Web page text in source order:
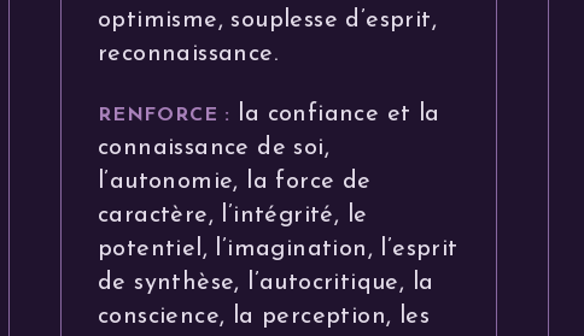
optimisme, souplesse d’esprit,
reconnaissance.
RENFORCE :
la confiance et la
connaissance de soi,
l’autonomie, la force de
caractère, l’intégrité, le
potentiel, l’imagination, l’esprit
de synthèse, l’autocritique, la
conscience, la perception, les